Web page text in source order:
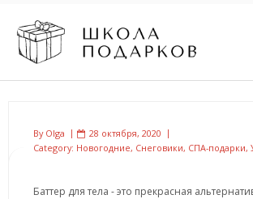
By Olga
28 октября, 2020
Category: Новогодние, Снеговики, СПА-подарки,
Баттер для тела - это прекрасная